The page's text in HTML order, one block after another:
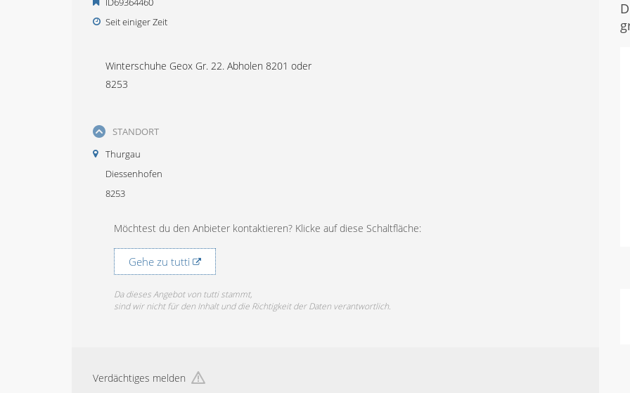
Seit einiger Zeit
Winterschuhe Geox Gr. 22. Abholen 8201 oder
8253
STANDORT
Thurgau
Diessenhofen
8253
Möchtest du den Anbieter kontaktieren? Klicke auf diese Schaltfläche:
Gehe zu tutti
Da dieses Angebot von tutti stammt,
sind wir nicht für den Inhalt und die Richtigkeit der Daten verantwortlich.
Verdächtiges melden